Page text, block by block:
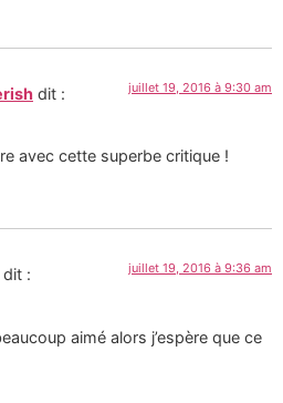
dit : juillet 19, 2016 à 9:30 am
avec cette superbe critique !
dit : juillet 19, 2016 à 9:36 am
aimé alors j’espère que ce